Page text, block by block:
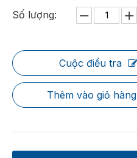
Số lượng:
Cuộc điều tra
Thêm vào giỏ hàng